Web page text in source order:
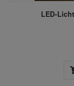
LED-